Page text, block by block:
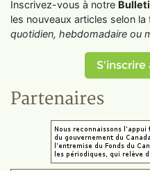
Inscrivez-vous à notre
les nouveaux articles selon
quotidien, hebdomadaire ou
Partenaires